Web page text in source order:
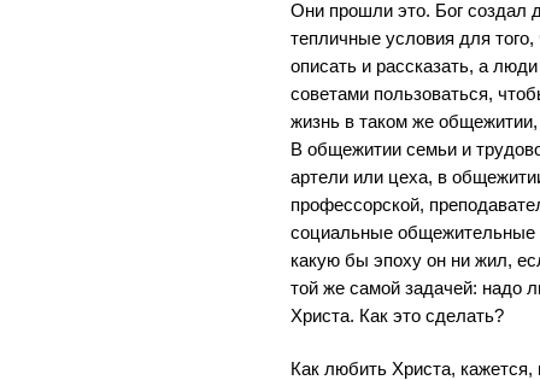
Они прошли это. Бог создал
тепличные условия для
описать и рассказать, а
советами пользоваться,
жизнь в таком же
В общежитии семьи и
артели или цеха, в
профессорской,
социальные общежительные
какую бы эпоху он ни жил,
той же самой задачей: надо
Христа. Как это сделать?
Как любить Христа,